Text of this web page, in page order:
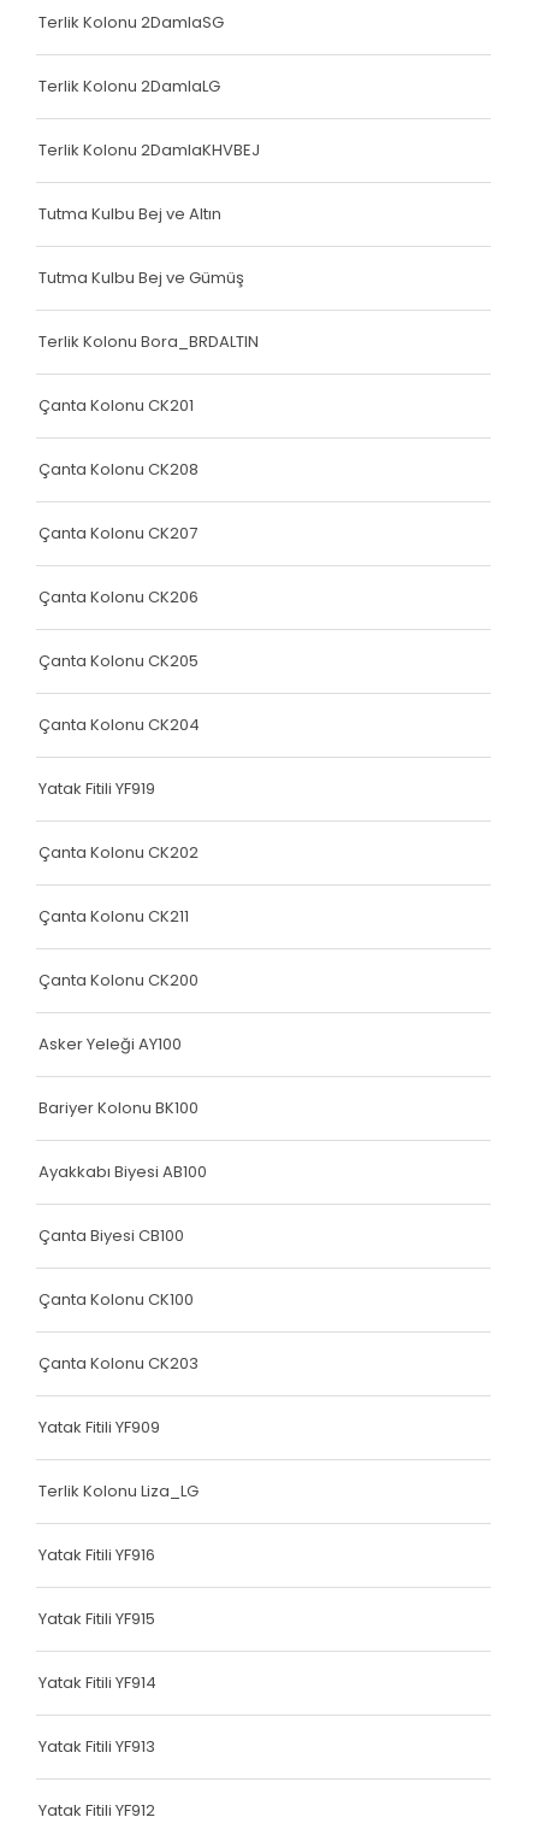
Çanta Kolonu
Yatak Fitili
Yatak Fitili
Yatak Fitili
Yatak Fitili
Çanta Kolonu
Çanta Kolonu
Yatak Fitili
Yatak Fitili
Yatak Fitili
Yatak Fitili
Yatak Fitili
Terlik Kolonu
Hava Kapsülü
Yatak Fitili
Yatak Fitili
Elastik Kolon Siyah Seri
Elastik Kolon Mavi Seri
Elastik Kolon Yeşil Seri
Hava Kapsülü
Dokuma Lastiği
Dokuma Lastiği
Dokuma Lastiği
Dokuma Lastiği
Dokuma Lastiği
Dokuma Lastiği
Hava Kapsülü
Terlik Kolonu 2DamlaSG
Terlik Kolonu 2DamlaLG
Terlik Kolonu 2DamlaKHVBEJ
Tutma Kulbu Bej ve Altın
Tutma Kulbu Bej ve Gümüş
Terlik Kolonu Bora_BRDALTIN
Çanta Kolonu CK201
Çanta Kolonu CK208
Çanta Kolonu CK207
Çanta Kolonu CK206
Çanta Kolonu CK205
Çanta Kolonu CK204
Yatak Fitili YF919
Çanta Kolonu CK202
Çanta Kolonu CK211
Çanta Kolonu CK200
Asker Yeleği AY100
Bariyer Kolonu BK100
Ayakkabı Biyesi AB100
Çanta Biyesi CB100
Çanta Kolonu CK100
Çanta Kolonu CK203
Yatak Fitili YF909
Terlik Kolonu Liza_LG
Yatak Fitili YF916
Yatak Fitili YF915
Yatak Fitili YF914
Yatak Fitili YF913
Yatak Fitili YF912